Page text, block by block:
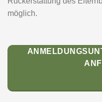
Begeisterung! Und
gezählt: „Da war eine!“,
Natur, Spiel und
Neben dem